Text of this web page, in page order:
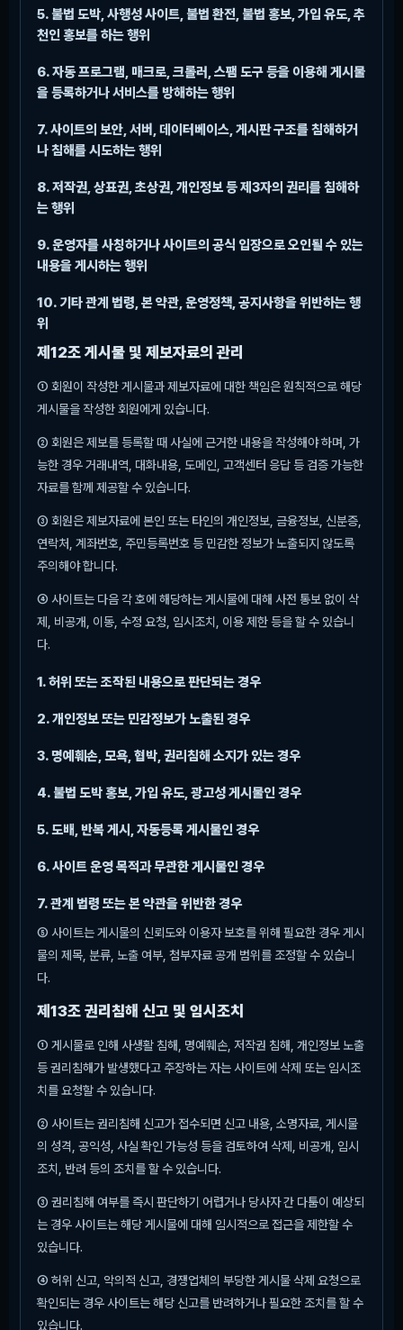
5. 불법 도박, 사행성 사이트, 불법 환전, 불법 홍보, 가입 유도, 추
천인 홍보를 하는 행위
6. 자동 프로그램, 매크로, 크롤러, 스팸 도구 등을 이용해 게시물
을 등록하거나 서비스를 방해하는 행위
7. 사이트의 보안, 서버, 데이터베이스, 게시판 구조를 침해하거
나 침해를 시도하는 행위
8. 저작권, 상표권, 초상권, 개인정보 등 제3자의 권리를 침해하
는 행위
9. 운영자를 사칭하거나 사이트의 공식 입장으로 오인될 수 있는
내용을 게시하는 행위
10. 기타 관계 법령, 본 약관, 운영정책, 공지사항을 위반하는 행
위
제12조 게시물 및 제보자료의 관리
① 회원이 작성한 게시물과 제보자료에 대한 책임은 원칙적으로 해당
게시물을 작성한 회원에게 있습니다.
② 회원은 제보를 등록할 때 사실에 근거한 내용을 작성해야 하며, 가
능한 경우 거래내역, 대화내용, 도메인, 고객센터 응답 등 검증 가능한
자료를 함께 제공할 수 있습니다.
③ 회원은 제보자료에 본인 또는 타인의 개인정보, 금융정보, 신분증,
연락처, 계좌번호, 주민등록번호 등 민감한 정보가 노출되지 않도록
주의해야 합니다.
④ 사이트는 다음 각 호에 해당하는 게시물에 대해 사전 통보 없이 삭
제, 비공개, 이동, 수정 요청, 임시조치, 이용 제한 등을 할 수 있습니
다.
1. 허위 또는 조작된 내용으로 판단되는 경우
2. 개인정보 또는 민감정보가 노출된 경우
3. 명예훼손, 모욕, 협박, 권리침해 소지가 있는 경우
4. 불법 도박 홍보, 가입 유도, 광고성 게시물인 경우
5. 도배, 반복 게시, 자동등록 게시물인 경우
6. 사이트 운영 목적과 무관한 게시물인 경우
7. 관계 법령 또는 본 약관을 위반한 경우
⑤ 사이트는 게시물의 신뢰도와 이용자 보호를 위해 필요한 경우 게시
물의 제목, 분류, 노출 여부, 첨부자료 공개 범위를 조정할 수 있습니
다.
제13조 권리침해 신고 및 임시조치
① 게시물로 인해 사생활 침해, 명예훼손, 저작권 침해, 개인정보 노출
등 권리침해가 발생했다고 주장하는 자는 사이트에 삭제 또는 임시조
치를 요청할 수 있습니다.
② 사이트는 권리침해 신고가 접수되면 신고 내용, 소명자료, 게시물
의 성격, 공익성, 사실 확인 가능성 등을 검토하여 삭제, 비공개, 임시
조치, 반려 등의 조치를 할 수 있습니다.
③ 권리침해 여부를 즉시 판단하기 어렵거나 당사자 간 다툼이 예상되
는 경우 사이트는 해당 게시물에 대해 임시적으로 접근을 제한할 수
있습니다.
④ 허위 신고, 악의적 신고, 경쟁업체의 부당한 게시물 삭제 요청으로
확인되는 경우 사이트는 해당 신고를 반려하거나 필요한 조치를 할 수
있습니다.